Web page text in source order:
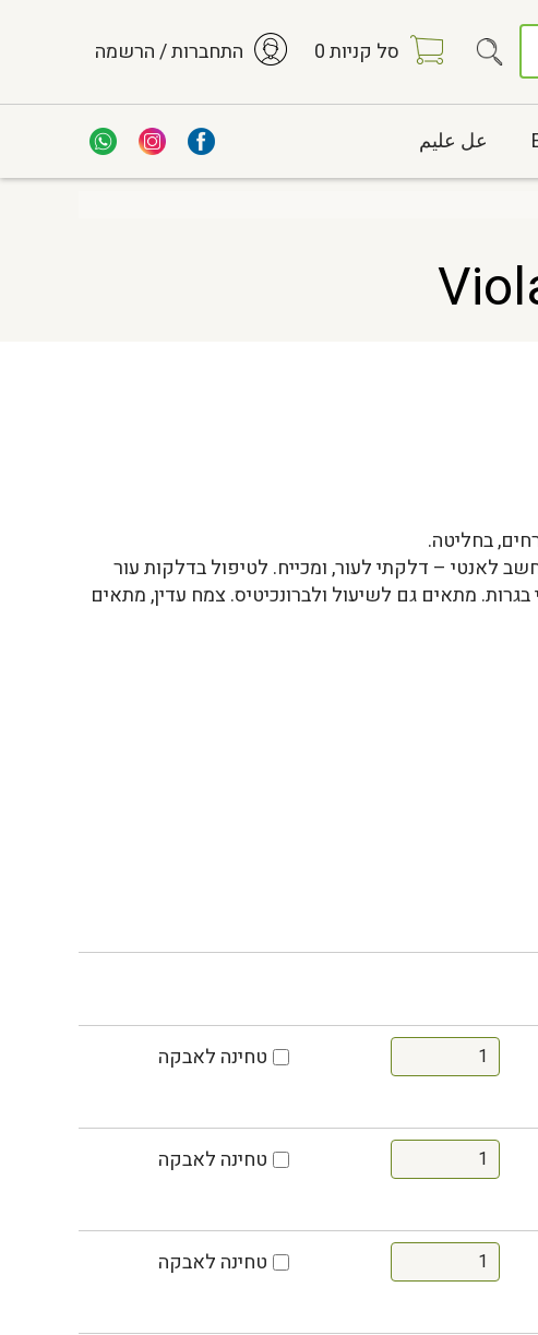
סל קניות0 התחברות / הרשמה
عل عليم
בחליטה.
לאנטי – דלקתי לעור, ומכייח. לטיפול בדלקות עור
מתאים גם לשיעול ולברונכיטיס. צמח עדין, מתאים
טחינה לאבקה
טחינה לאבקה
טחינה לאבקה